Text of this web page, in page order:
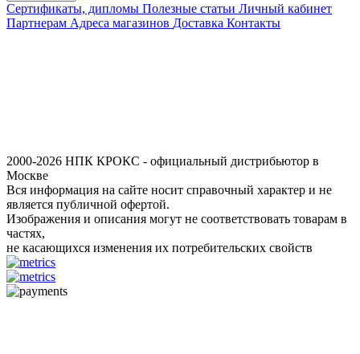
Сертификаты, дипломы Полезные статьи Личный кабинет
Партнерам Адреса магазинов Доставка Контакты
2000-2026 НПК КРОКС - официальный дистрибьютор в
Москве
Вся информация на сайте носит справочный характер и не
является публичной офертой.
Изображения и описания могут не соответствовать товарам в
частях,
не касающихся изменения их потребительских свойств